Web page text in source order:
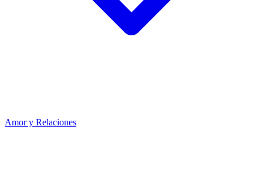
Amor y Relaciones